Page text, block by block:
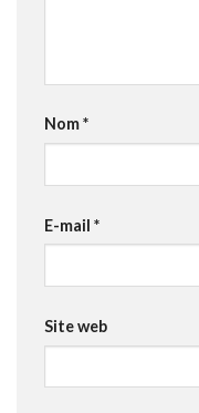
Nom*
E-mail *
Site web